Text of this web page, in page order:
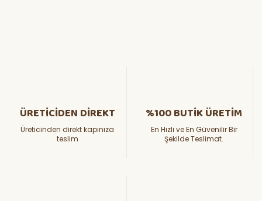
ÜRETİCİDEN DİREKT
Üreticinden direkt kapınıza
teslim
%100 BUTİK ÜRETİM
En Hızlı ve En Güvenilir Bir
Şekilde Teslimat.